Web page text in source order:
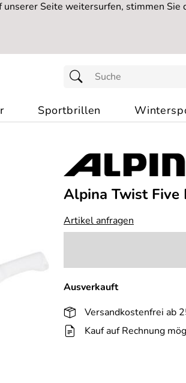
Seite weitersurfen, stimmen Sie
Sportbrillen
Alpina Twist
Artikel anfragen
Ausverkauft
Versandkostenfrei ab
Kauf auf Rechnung